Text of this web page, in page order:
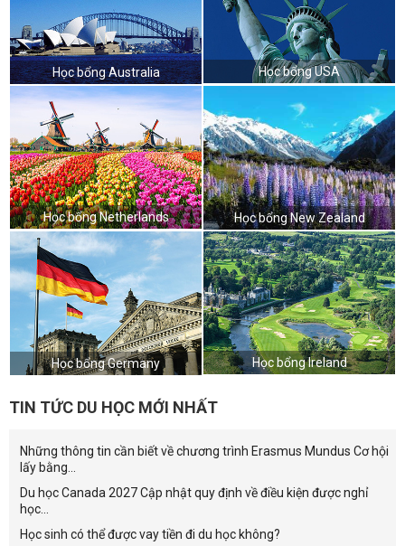
Học bổng Australia Học bổng USA
Học bổng Netherlands Học bổng New Zealand
Học bổng Germany Học bổng Ireland
TIN TỨC DU HỌC MỚI NHẤT
Những thông tin cần biết về chương trình Erasmus Mundus Cơ hội
lấy bằng...
Du học Canada 2027 Cập nhật quy định về điều kiện được nghỉ
học...
Học sinh có thể được vay tiền đi du học không?